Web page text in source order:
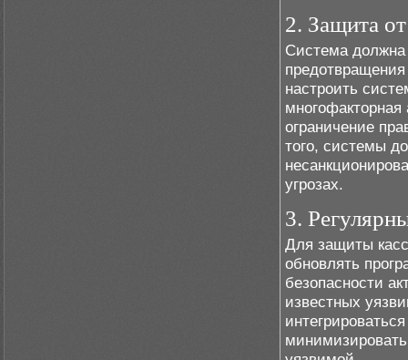
2. Защита
Система должна
настроить
ограничение
того, системы
угрозах.
3.
Для защиты
обновлять
безопасности
известных